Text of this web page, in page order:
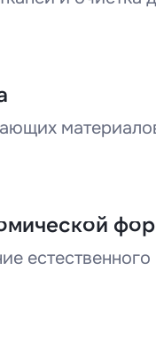
естественного